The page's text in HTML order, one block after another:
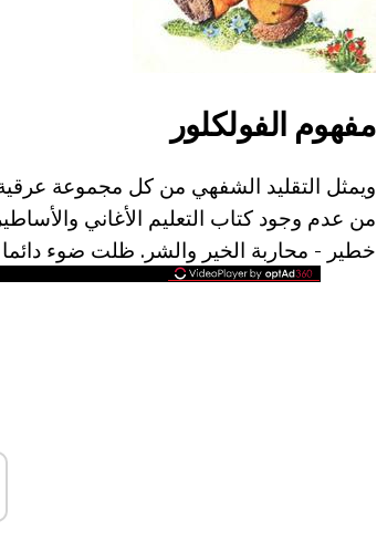
مفهوم الفولكلور
ويمثل التقليد الشفهي من كل مجموعة
من عدم وجود كتاب التعليم الأغاني
خطير - محاربة الخير والشر. ظلت ضوء دائما